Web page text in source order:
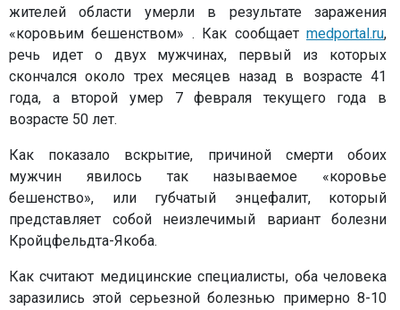
жителей области умерли в результате заражения
«коровьим бешенством» . Как сообщает medportal.ru,
речь идет о двух мужчинах, первый из которых
скончался около трех месяцев назад в возрасте 41
года, а второй умер 7 февраля текущего года в
возрасте 50 лет.
Как показало вскрытие, причиной смерти обоих
мужчин явилось так называемое «коровье
бешенство», или губчатый энцефалит, который
представляет собой неизлечимый вариант болезни
Кройцфельдта-Якоба.
Как считают медицинские специалисты, оба человека
заразились этой серьезной болезнью примерно 8-10